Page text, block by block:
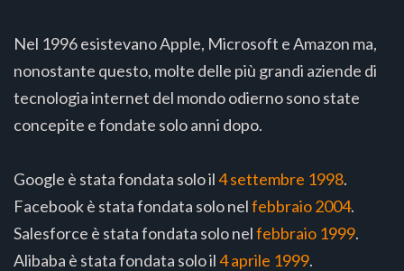
Nel 1996 esistevano Apple, Microsoft e Amazon ma,
nonostante questo, molte delle più grandi aziende di
tecnologia internet del mondo odierno sono state
concepite e fondate solo anni dopo.
Google è stata fondata solo il4 settembre 1998.
Facebook è stata fondata solo nelfebbraio 2004.
Salesforce è stata fondata solo nelfebbraio 1999.
Alibaba è stata fondata solo il4 aprile 1999.